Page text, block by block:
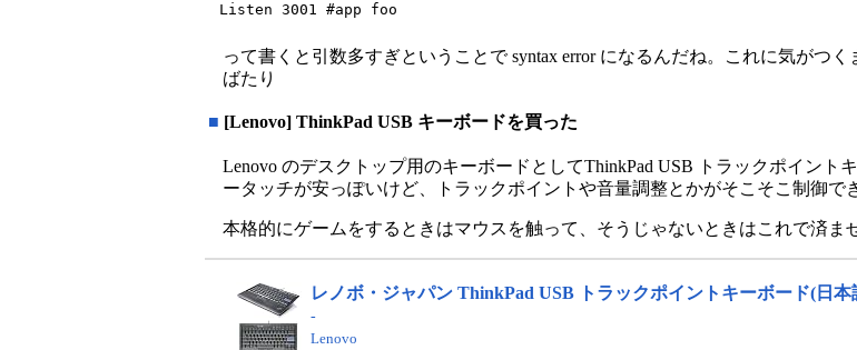
Listen 3001 #app foo
って書くと引数多すぎということで syntax error になるんだね。これに気がつ
ばたり
■ [Lenovo] ThinkPad USB キーボードを買った
Lenovo のデスクトップ用のキーボードとしてThinkPad USB トラックポイント
ータッチが安っぽいけど、トラックポイントや音量調整とかがそこそこ制御で
本格的にゲームをするときはマウスを触って、そうじゃないときはこれで済ま
レノボ・ジャパン ThinkPad USB トラックポイントキーボード(日本
-
Lenovo